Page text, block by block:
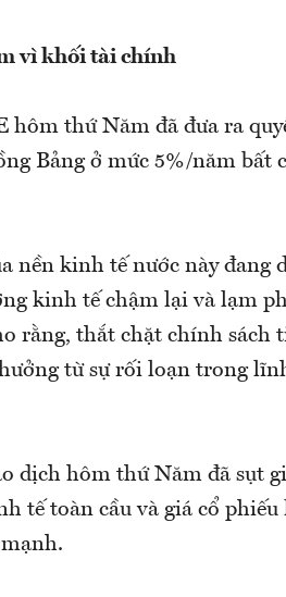
vì khối tài chính
hôm thứ Năm đã đưa ra
Bảng ở mức 5%/năm bất
nền kinh tế nước này đang
kinh tế chậm lại và lạm
rằng, thắt chặt chính sách
từ sự rối loạn trong
dịch hôm thứ Năm đã sụt
tế toàn cầu và giá cổ phiếu